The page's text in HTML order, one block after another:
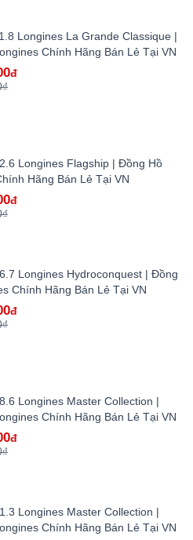
Longines La Grande Classique |
Chính Hãng Bán Lẻ Tại VN
đ
Longines Flagship | Đồng Hồ
Hãng Bán Lẻ Tại VN
đ
Longines Hydroconquest | Đồng
Chính Hãng Bán Lẻ Tại VN
đ
Longines Master Collection |
Chính Hãng Bán Lẻ Tại VN
đ
Longines Master Collection |
Chính Hãng Bán Lẻ Tại VN